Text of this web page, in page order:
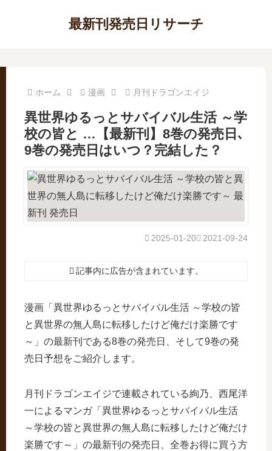
最新刊発売日リサーチ
ホーム 漫画 月刊ドラゴンエイジ
異世界ゆるっとサバイバル生活 ～学
校の皆と …【最新刊】8巻の発売日､
9巻の発売日はいつ？完結した？
2021-09-24
2025-01-20
記事内に広告が含まれています。
漫画「異世界ゆるっとサバイバル生活 ～学校の皆
と異世界の無人島に転移したけど俺だけ楽勝です
～」の最新刊である8巻の発売日、そして9巻の発
売日予想をご紹介します。
月刊ドラゴンエイジで連載されている絢乃、西尾洋
一によるマンガ「異世界ゆるっとサバイバル生活
～学校の皆と異世界の無人島に転移したけど俺だけ
楽勝です～」の最新刊の発売日、全巻お得に買う方